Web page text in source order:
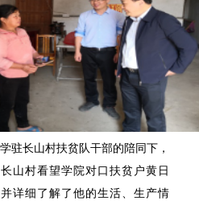
驻长山村扶贫队干部的陪同下，
山村看望学院对口扶贫户黄日
详细了解了他的生活、生产情